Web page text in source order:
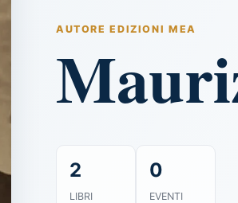
AUTORE EDIZIONI MEA
2
LIBRI
0
EVENTI